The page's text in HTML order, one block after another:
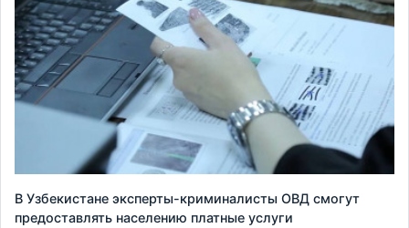
В Узбекистане эксперты-криминалисты ОВД смогут
предоставлять населению платные услуги